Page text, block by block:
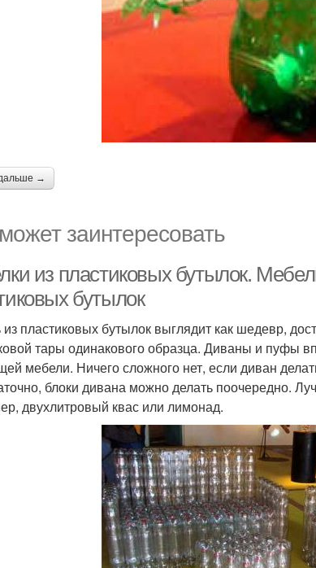
→
заинтересовать
из пластиковых бутылок.
бутылок
пластиковых бутылок выглядит как шедевр,
тары одинакового образца. Диваны и пуфы
мебели. Ничего сложного нет, если диван
блоки дивана можно делать поочередно.
двухлитровый квас или лимонад.